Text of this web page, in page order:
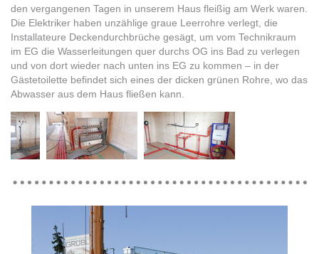
den vergangenen Tagen in unserem Haus fleißig am Werk waren.
Die Elektriker haben unzählige graue Leerrohre verlegt, die
Installateure Deckendurchbrüche gesägt, um vom Technikraum
im EG die Wasserleitungen quer durchs OG ins Bad zu verlegen
und von dort wieder nach unten ins EG zu kommen – in der
Gästetoilette befindet sich eines der dicken grünen Rohre, wo das
Abwasser aus dem Haus fließen kann.